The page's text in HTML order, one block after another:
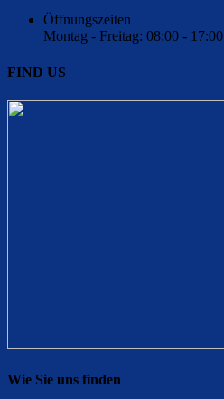
Öffnungszeiten
Montag - Freitag: 08:00 - 17:00
FIND US
Wie Sie uns finden